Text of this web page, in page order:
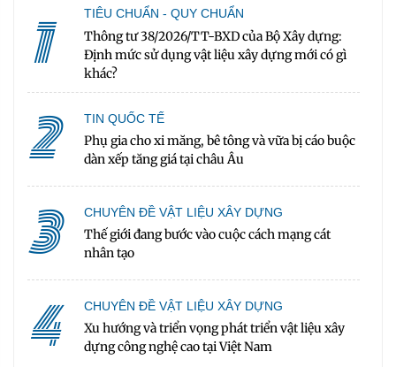
1 TIÊU CHUẨN - QUY CHUẨN
Thông tư 38/2026/TT-BXD của Bộ Xây dựng:
Định mức sử dụng vật liệu xây dựng mới có gì
khác?
2 TIN QUỐC TẾ
Phụ gia cho xi măng, bê tông và vữa bị cáo buộc
dàn xếp tăng giá tại châu Âu
3 CHUYÊN ĐỀ VẬT LIỆU XÂY DỰNG
Thế giới đang bước vào cuộc cách mạng cát
nhân tạo
4 CHUYÊN ĐỀ VẬT LIỆU XÂY DỰNG
Xu hướng và triển vọng phát triển vật liệu xây
dựng công nghệ cao tại Việt Nam